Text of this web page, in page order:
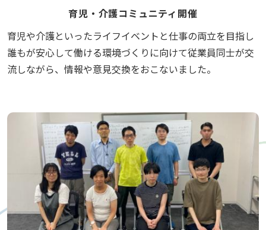
育児・介護コミュニティ開催
育児や介護といったライフイベントと仕事の両立を目指し
誰もが安心して働ける環境づくりに向けて従業員同士が交
流しながら、情報や意見交換をおこないました。